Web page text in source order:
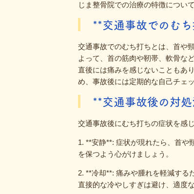
じま整骨院での治療の特徴につい
**交通事故でのむ
交通事故でのむち打ちとは、首や
よって、首の筋肉や靭帯、軟骨な
直後には痛みを感じないこともあ
め、事故後には定期的な自己チェ
**交通事故後の対
交通事故後にむち打ちの症状を感
1. **安静**: 症状が現れたら、首や
を保つよう心がけましょう。
2. **冷却**: 痛みや腫れを軽減する
直接的な冷やしすぎは避け、適度